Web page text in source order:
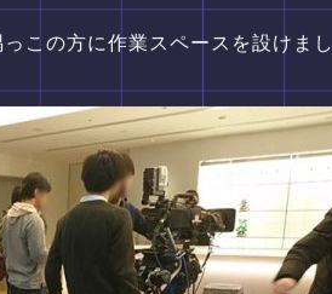
この方に作業スペースを設けまし